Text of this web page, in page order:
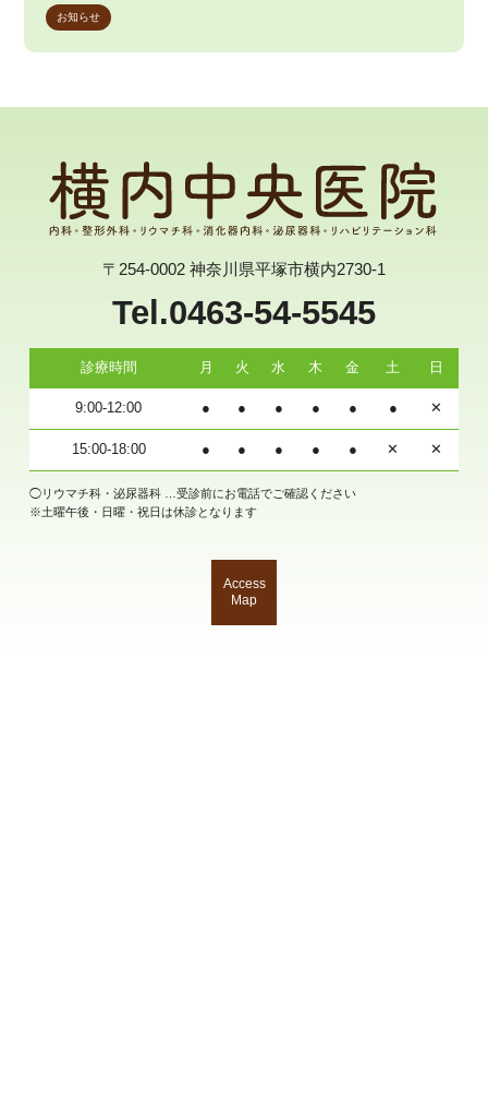
お知らせ
〒254-0002 神奈川県平塚市横内2730-1
Tel.0463-54-5545
診療時間 月 火 水 木 金 土 日
9:00-12:00 ● ● ● ● ● ● ✕
15:00-18:00 ● ● ● ● ● ✕ ✕
◯リウマチ科・泌尿器科 …受診前にお電話でご確認ください
※土曜午後・日曜・祝日は休診となります
Access
Map